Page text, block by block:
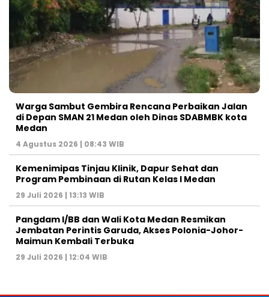
Warga Sambut Gembira Rencana Perbaikan Jalan
di Depan SMAN 21 Medan oleh Dinas SDABMBK kota
Medan
4 Agustus 2026 | 08:43 WIB
Kemenimipas Tinjau Klinik, Dapur Sehat dan
Program Pembinaan di Rutan Kelas I Medan
29 Juli 2026 | 13:13 WIB
Pangdam I/BB dan Wali Kota Medan Resmikan
Jembatan Perintis Garuda, Akses Polonia-Johor-
Maimun Kembali Terbuka
29 Juli 2026 | 12:04 WIB